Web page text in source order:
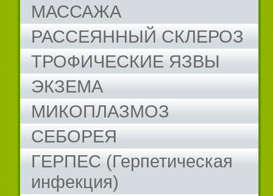
МАССАЖА
РАССЕЯННЫЙ СКЛЕРОЗ
ТРОФИЧЕСКИЕ ЯЗВЫ
ЭКЗЕМА
МИКОПЛАЗМОЗ
СЕБОРЕЯ
ГЕРПЕС (Герпетическая
инфекция)